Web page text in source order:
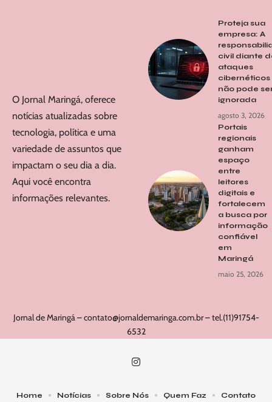
O Jornal Maringá, oferece
notícias atualizadas sobre
tecnologia, política e uma
variedade de assuntos que
impactam o seu dia a dia.
Aqui você encontra
informações relevantes.
Proteja sua
empresa: A
civil diante
ataques
cibernéticos
não pode
ignorada
agosto 3, 2026
Portais
regionais
ganham
espaço
entre
leitores
digitais e
fortalecem
a busca por
informação
confiável
em
Maringá
maio 25, 2026
Jornal de Maringá –contato@jornaldemaringa.com.br– tel.(11)91754-
6532
Home Notícias Sobre Nós Quem Faz Contato